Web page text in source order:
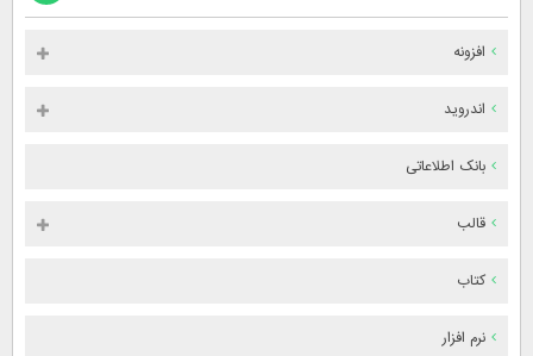
افزونه
اندروید
بانک اطلاعاتی
قالب
کتاب
نرم افزار